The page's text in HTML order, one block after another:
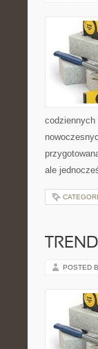
codziennych
ale
POSTED